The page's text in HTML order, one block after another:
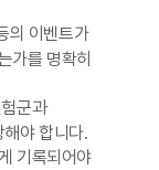
의 이벤트가
가를 명확히
군과
야 합니다.
기록되어야